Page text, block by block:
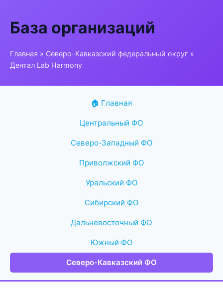
База организаций
Главная » Северо-Кавказский федеральный округ »
Дентал Lab Harmony
🏠 Главная
Центральный ФО
Северо-Западный ФО
Приволжский ФО
Уральский ФО
Сибирский ФО
Дальневосточный ФО
Южный ФО
Северо-Кавказский ФО